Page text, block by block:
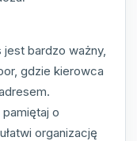
jest bardzo ważny,
gdzie kierowca
o
organizację